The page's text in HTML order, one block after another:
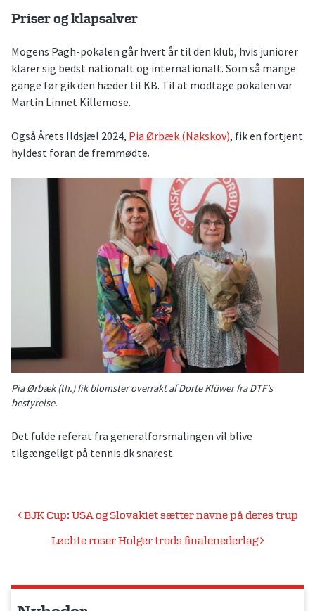
Priser og klapsalver
Mogens Pagh-pokalen går hvert år til den klub, hvis juniorer
klarer sig bedst nationalt og internationalt. Som så mange
gange før gik den hæder til KB. Til at modtage pokalen var
Martin Linnet Killemose.
Også Årets Ildsjæl 2024, Pia Ørbæk (Nakskov), fik en fortjent
hyldest foran de fremmødte.
Pia Ørbæk (th.) fik blomster overrakt af Dorte Klüwer fra DTF’s
bestyrelse.
Det fulde referat fra generalforsmalingen vil blive
tilgængeligt på tennis.dk snarest.
Indlægsnavigation
BJK Cup: USA og Slovakiet sætter navne på deres trup
Løchte roser Holger trods finalenederlag